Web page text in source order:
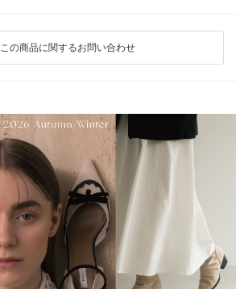
この商品に関するお問い合わせ